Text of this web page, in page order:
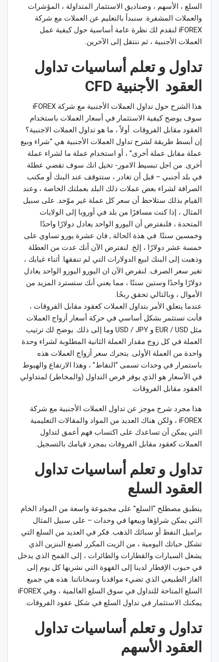
السلع ، الأسهم ، وصناديق الاستثمار المتداولة ، المؤشرات
والعملات المشفرة. سنبدأ بالتعليم عن العملات مع شركة
iFOREX لنقدم لك نظرة عامة أساسية حول كيفية عمل
العملات الأجنبية ، ثم ننتقل إلى الآخرين.
تداول و تعلم أساسيات تداول
العقود الأجنبية CFD
هذا الشرح حول تداول العملات الأجنبية مع شركة iFOREX
سوف يوضح كيفية الاستثمار في أسعار العملات باستخدام
العقود مقابل الفروقات. أولاً ، ما هو تداول العملات الاجنبية؟
إن أبسط طريقة لشرح تداول العملات الأجنبية هي “شراء وبيع
عملة مقابل عملة أخرى” ، أو استخدام عملة ما لشراء عملة
أخرى. من اجل تبسيط الامور- تخيل انك سوف تقضي عطلة
في بلد أجنبي – قبل أن تغادر ، ستتوقف عند البنك أو مكتب
الصرافة لشراء بعض عملات ذلك البلد بعملتك الخاصة ، وعند
القيام بذلك ستلاحظ أن سعر كل عملة غير موّحد. على سبيل
المثال ، إذا كنت مسافرًا من بلد في أوروبا إلى الولايات
المتحدة ، فلنفترض أن اليورو الواحد يعادل دولارًا واحدًا
وخمسين سنتًا. في هذة الحالة , فان عشرة يورو تساوي على
خمسة عشر دولارًا ، إلخ. لنفترض الآن أنك عدت من العطلة
وذهبت إلى البنك لبيع الدولارات التي لم تنفقها. أثناء غيابك ،
تغير سعر الصرف. لنفرض الآن ان اليورو اليورو الواحد يعادل
دولارًا واحدًا وستين سنتًا ، مما يعني أنك ستسترد المزيد من
الأموال ، وبالتالي تحقق ربحًا.
عندما يتعلق الأمر بتداول العملات كعقود مقابل الفروقات ،
فأنت تستثمر بشكل أساسي في حركة أسعار أزواج العملات
مثل EUR / USD و USD / JPY وما إلى ذلك. يوضح لك ترتيب
العملة في كل زوج مقدار العملة الثانية المطلوبة لشراء وحدة
واحدة من العملة الأولى. يتحرك سعر أزواج العملات هذه
باستمرار في وحدات تسمى “النقاط” ، وهذا الارتفاع والهبوط
في الأسعار هو الذي يوفر فرص التداول (والمخاطر) لمتداولي
العقود مقابل الفروقات.
هذا مجرد شرح موجز عن تداول العملات الأجنبية مع شركة
iFOREX ، ولكن هناك العديد من المواد والمقالات التعليمية
التي يمكن أن تساعدك على اكتساب فهم أعمق لتداول
العملات كعقود مقابل الفروقات بمجرد قيامك بالتسجيل.
تداول و تعلم أساسيات تداول
العقود السلع
ينطبق مصطلح “السلع” على مجموعة واسعة من المواد الخام
التي يمكن شراؤها وبيعها في وحدات – على سبيل المثال
براميل النفط أو سبائك الذهب. فكر في العديد من السلع التي
تشكل حياتك اليومية ، من الزيت المكرر لصنع البنزين الذي
يشغل السيارات والقطارات والطائرات ، إلى القمح الذي يدخل
في حبوب الإفطار لدينا إلى القهوة التي نشربها كل يوم إلى
الغاز الطبيعي الذي تضيء مواقدنا وسخاناتنا. هذه هي جميع
السلع المتاحة للتداول في سوق السلع العالمية ، وفي iFOREX
يمكنك الاستثمار في تداول السلع في شكل عقود الفروقات.
تداول و تعلم أساسيات تداول
العقود الأسهم